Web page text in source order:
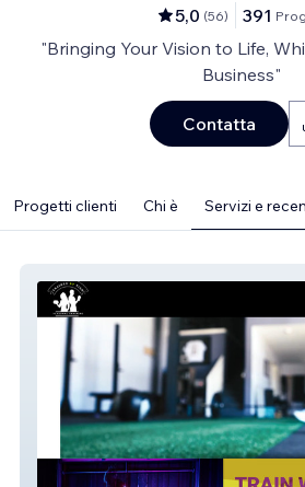
5,0 (56) 391
"Bringing Your Vision to Life,
Business"
Contatta
Progetti clienti Chi è Servizi e